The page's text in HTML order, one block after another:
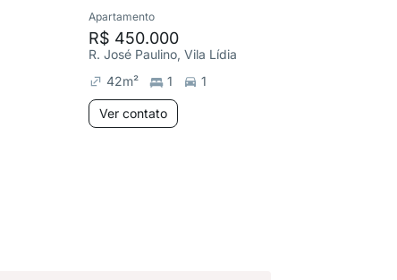
Apartamento
R$ 450.000
R. José Paulino, Vila Lídia
42m² 1 1
Ver contato